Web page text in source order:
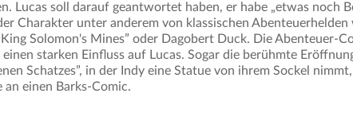
Lucas soll darauf geantwortet haben, er habe „etwas noch
Charakter unter anderem von klassischen Abenteuerhelden
Solomon's Mines” oder Dagobert Duck. Die Abenteuer-
starken Einfluss auf Lucas. Sogar die berühmte
Schatzes”, in der Indy eine Statue von ihrem Sockel
an einen Barks-Comic.